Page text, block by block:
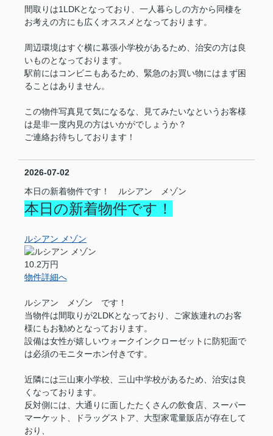
間取りは1LDKとなっており、一人暮らしの方から同棲を
お考えの方にも広くオススメとなっております。
周辺環境はすぐ横に幕張小学校があるため、治安の方は良
いものとなっております。
駅前にはコンビニもあるため、緊急のお買い物にはまず困
ることはありません。
この物件写真見て気になるな、見てみたいなというお客様
は是非一度内見の方はいかがでしょうか？
ご連絡お待ちしております！
2026-07-02
本日の新着物件です！ ルシアン メゾン
本日の新着物件です！
ルシアン メゾン
10.2万円
物件詳細へ
ルシアン メゾン です！
当物件は間取りが2LDKとなっており、ご家族連れのお客
様にもお勧めとなっております。
設備は女性が嬉しいウォークインクローゼットに防犯面で
は必須のモニターホン付きです。
近隣には三山東小学校、三山中学校があるため、治安は良
くなっております。
反対側には、大通りに面したたくさんの飲食店、スーパー
マーケット、ドラッグストア、大型家電量販店が存在して
おり、